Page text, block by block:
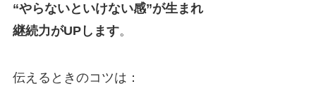
“やらないといけない感”が生まれ
継続力がUPします。
伝えるときのコツは：